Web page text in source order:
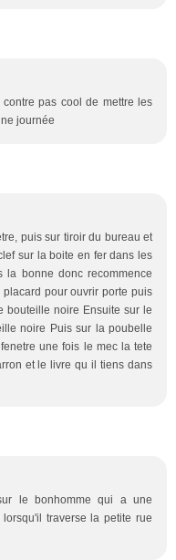
pas cool de mettre les
journée
puis sur tiroir du bureau et
sur la boite en fer dans les
la bonne donc recommence
pour ouvrir porte puis
bouteille noire Ensuite sur le
noire Puis sur la poubelle
une fois le mec la tete
et le livre qu il tiens dans
le bonhomme qui a une
traverse la petite rue